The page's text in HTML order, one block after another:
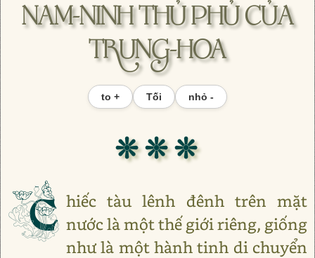
NAM-NINH THỦ PHỦ CỦA
TRUNG-HOA
to + Tối nhỏ -
❊ ❊ ❊
C hiếc tàu lênh đênh trên mặt
nước là một thế giới riêng, giống
như là một hành tinh di chuyển